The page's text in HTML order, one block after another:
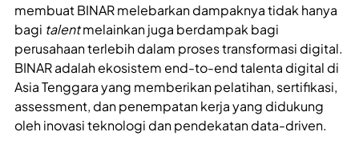
membuat BINAR melebarkan dampaknya tidak hanya
bagi talentmelainkan juga berdampak bagi
perusahaan terlebih dalam proses transformasi digital.
BINAR adalah ekosistem end-to-end talenta digital di
Asia Tenggara yang memberikan pelatihan, sertifikasi,
assessment, dan penempatan kerja yang didukung
oleh inovasi teknologi dan pendekatan data-driven.